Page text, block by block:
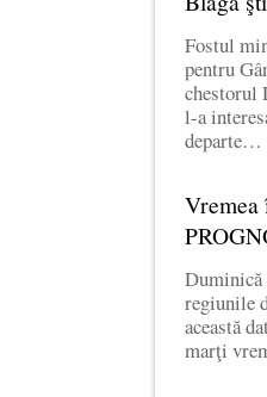
Fostul
pentru
chestorul
l-a
departe…
Vremea
Duminică
regiunile
această
marţi